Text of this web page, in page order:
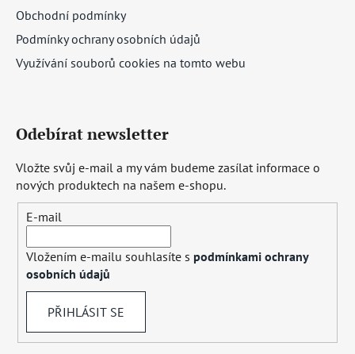
Obchodní podmínky
Podmínky ochrany osobních údajů
Využívání souborů cookies na tomto webu
Odebírat newsletter
Vložte svůj e-mail a my vám budeme zasílat informace o
nových produktech na našem e-shopu.
E-mail
Vložením e-mailu souhlasíte s podmínkami ochrany
osobních údajů
PŘIHLÁSIT SE